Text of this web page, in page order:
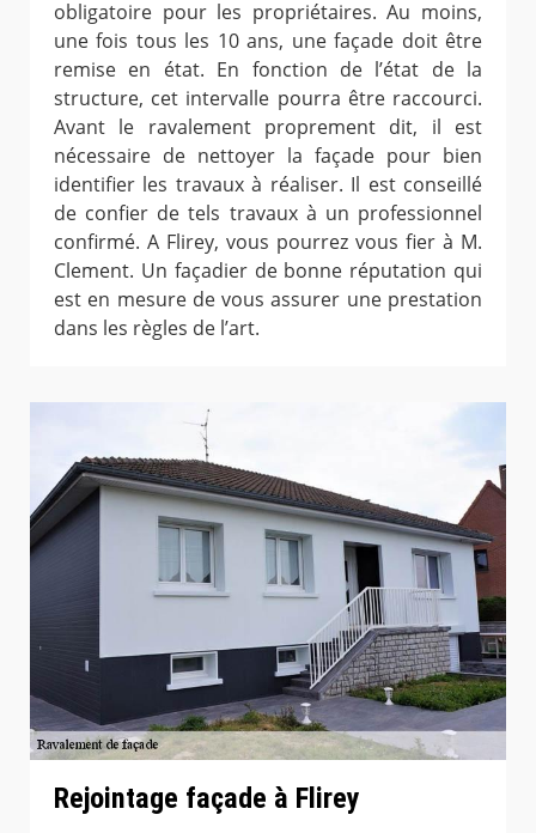
obligatoire pour les propriétaires. Au moins,
une fois tous les 10 ans, une façade doit être
remise en état. En fonction de l’état de la
structure, cet intervalle pourra être raccourci.
Avant le ravalement proprement dit, il est
nécessaire de nettoyer la façade pour bien
identifier les travaux à réaliser. Il est conseillé
de confier de tels travaux à un professionnel
confirmé. A Flirey, vous pourrez vous fier à M.
Clement. Un façadier de bonne réputation qui
est en mesure de vous assurer une prestation
dans les règles de l’art.
Rejointage façade à Flirey